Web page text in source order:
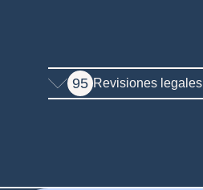
95 Revisiones legales